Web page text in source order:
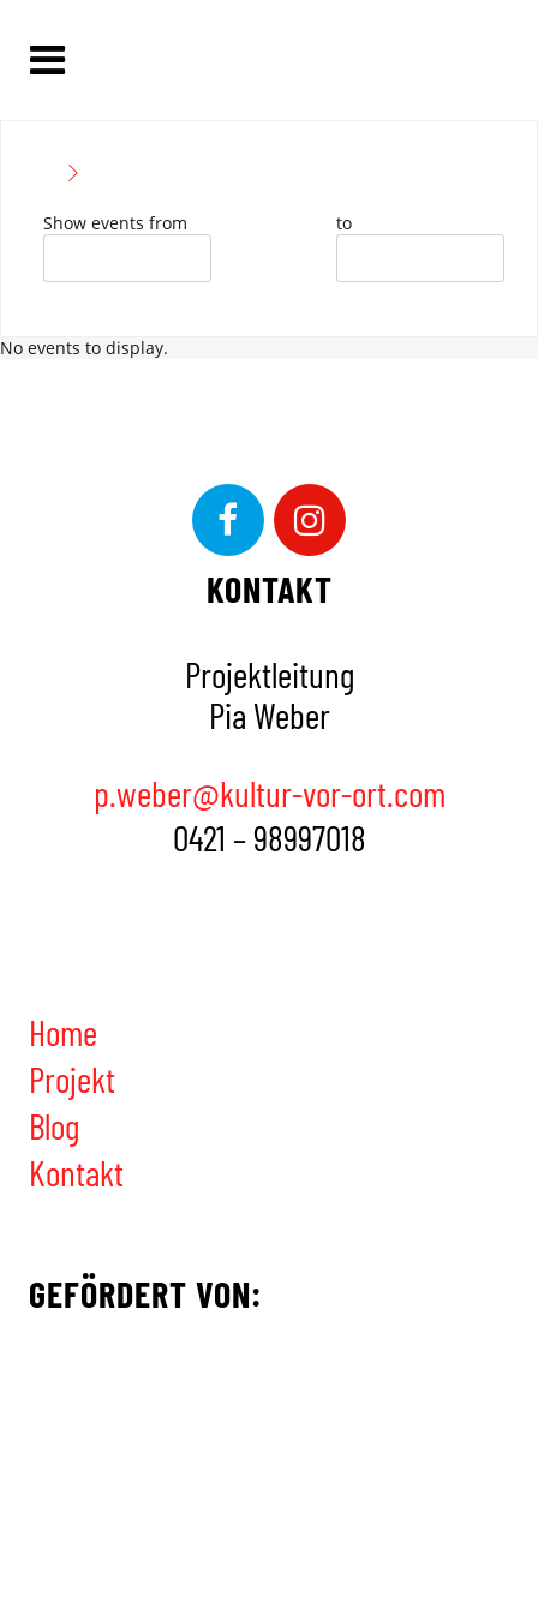
Show events from to
No events to display.
KONTAKT
Projektleitung
Pia Weber
p.weber@kultur-vor-ort.com
0421 – 98997018
Home
Projekt
Blog
Kontakt
GEFÖRDERT VON: